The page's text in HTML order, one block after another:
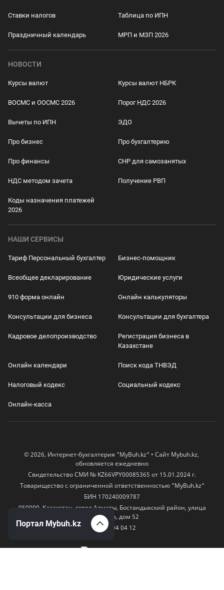
Ставки налогов Таблица по ИПН
Праздничный календарь МРП и МЗП 2026
НОВОСТИ
Курсы валют Курсы валют НБРК
ВОСМС и ООСМС 2026 Порог НДС 2026
Вычеты по ИПН ЭДО
Про бизнес Про бухгалтерию
Про финансы СНР для самозанятых
НДС методом зачета Получение РВП
Коды назначения платежей
2026
НАШИ СЕРВИСЫ
Тариф Персональный бухгалтер Бизнес-помощник
Всеобщее декларирование Юридические услуги
910 форма онлайн Онлайн калькуляторы
Консультации для бизнеса Консультации для бухгалтера
Кадровое делопроизводство
Регистрация бизнеса в
Казахстане
Онлайн календари Поиск кода ТНВЭД
Налоговый кодекс Социальный кодекс
Онлайн-касса
© 2026, Интернет-бухгалтерия "MyBuh.kz" • Сайт Mybuh.kz,
обновляется ежедневно
Свидетельство СМИ № KZ66VPY00085365 от 15.01.2024 г.
Товарищество с ограниченной ответственностью "MyBuh.kz"
БИН 170240009787
050000, Казахстан, город Алматы, Бостандыкский район, улица
Егизбаева, дом 52
+7 777 504 04 12
Портал Mybuh.kz